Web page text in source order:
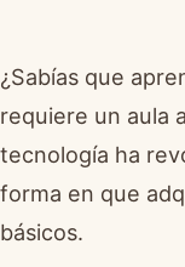
¿Sabías que
requiere un aula
tecnología ha
forma en que
básicos.